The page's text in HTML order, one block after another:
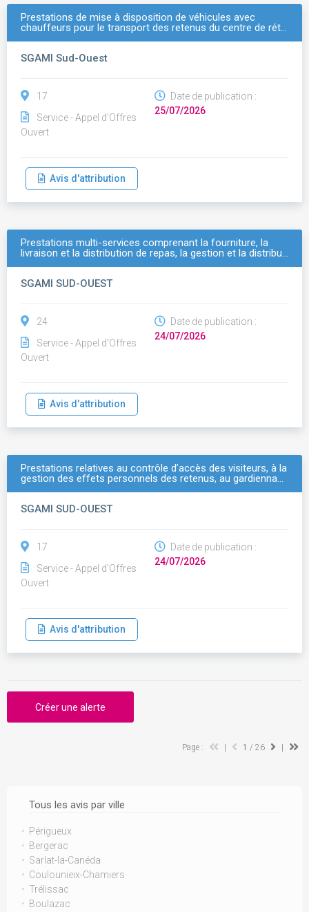
Tous les avis par ville
Périgueux
Bergerac
Sarlat-la-Canéda
Coulounieix-Chamiers
Trélissac
Boulazac
Prestations de mise à disposition de véhicules avec
chauffeurs pour le transport des retenus du centre de rét…
SGAMI Sud-Ouest
17
Service - Appel d'Offres
Ouvert
Date de publication :
25/07/2026
Avis d'attribution
Prestations multi-services comprenant la fourniture, la
livraison et la distribution de repas, la gestion et la distribu…
SGAMI SUD-OUEST
24
Service - Appel d'Offres
Ouvert
Date de publication :
24/07/2026
Avis d'attribution
Prestations relatives au contrôle d’accès des visiteurs, à la
gestion des effets personnels des retenus, au gardienna…
SGAMI SUD-OUEST
17
Service - Appel d'Offres
Ouvert
Date de publication :
24/07/2026
Avis d'attribution
Créer une alerte
Page : 1 / 26